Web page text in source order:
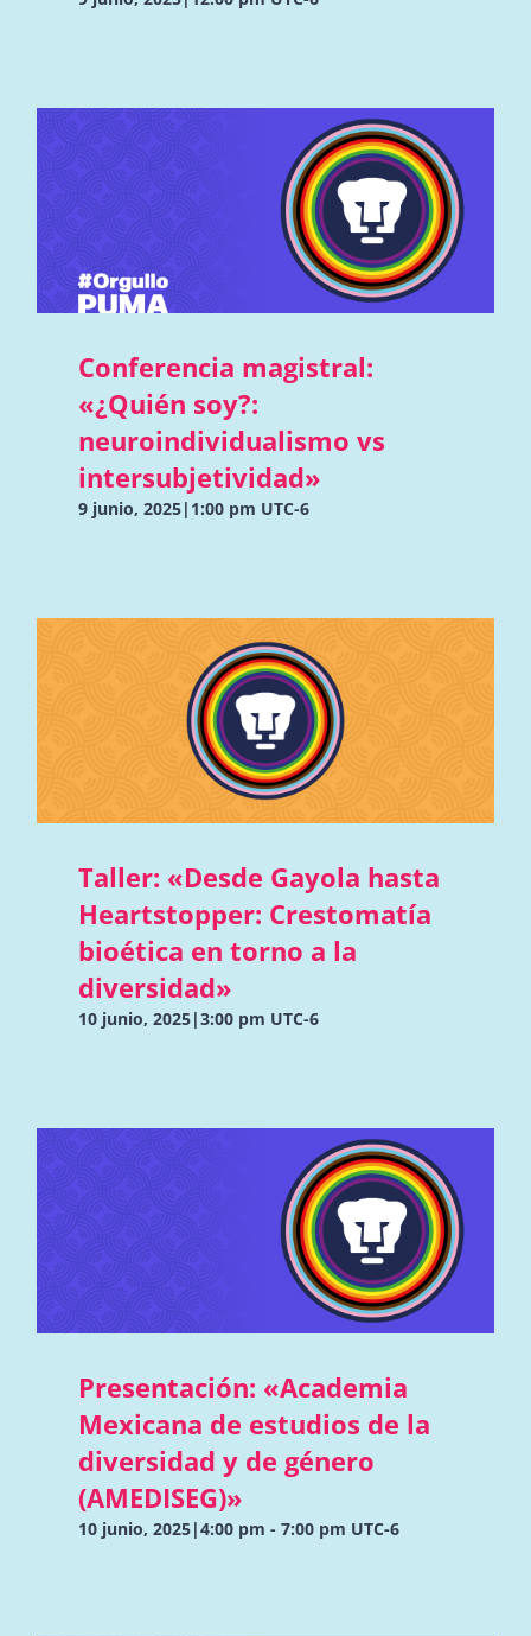
Conferencia magistral:
«¿Quién soy?:
neuroindividualismo vs
intersubjetividad»
9 junio, 2025|1:00 pm UTC-6
Taller: «Desde Gayola hasta
Heartstopper: Crestomatía
bioética en torno a la
diversidad»
10 junio, 2025|3:00 pm UTC-6
Presentación: «Academia
Mexicana de estudios de la
diversidad y de género
(AMEDISEG)»
10 junio, 2025|4:00 pm - 7:00 pm UTC-6